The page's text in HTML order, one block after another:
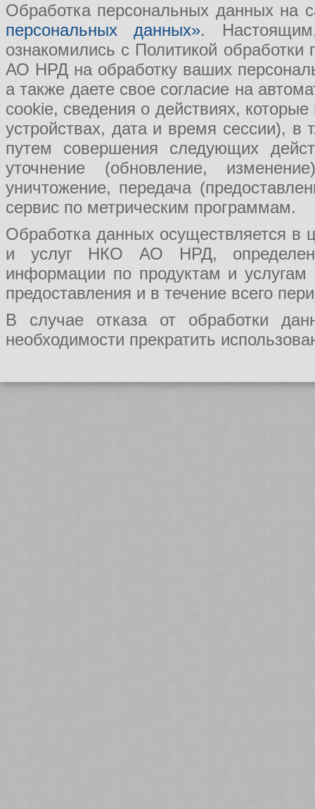
Обработка персональных данных на
персональных данных».
ознакомились с Политикой
АО НРД на обработку ваших
а также даете свое согласие на
cookie, сведения о действиях,
устройствах, дата и время сессии), в
путем совершения следующих
уточнение (обновление,
уничтожение, передача
сервис по метрическим программам.
Обработка данных осуществляется в
и услуг НКО АО НРД, определения
информации по продуктам и
предоставления и в течение всего
В случае отказа от обработки
необходимости прекратить